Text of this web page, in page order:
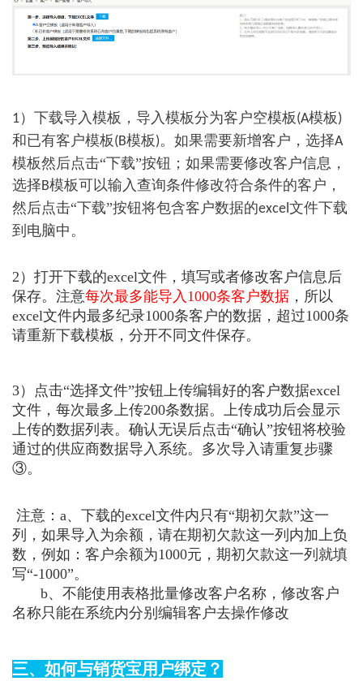
1）下载导入模板，导入模板分为客户空模板(A模板)
和已有客户模板(B模板)。如果需要新增客户，选择A
模板然后点击“下载”按钮；如果需要修改客户信息，
选择B模板可以输入查询条件修改符合条件的客户，
然后点击“下载”按钮将包含客户数据的excel文件下载
到电脑中。
2）打开下载的excel文件，填写或者修改客户信息后
保存。注意每次最多能导入1000条客户数据 ，所以
excel文件内最多纪录1000条客户的数据，超过1000条
请重新下载模板，分开不同文件保存。
3）点击“选择文件”按钮上传编辑好的客户数据excel
文件，每次最多上传200条数据。上传成功后会显示
上传的数据列表。确认无误后点击“确认”按钮将校验
通过的供应商数据导入系统。多次导入请重复步骤
③。
注意：a、下载的excel文件内只有“期初欠款”这一
列，如果导入为余额，请在期初欠款这一列内加上负
数，例如：客户余额为1000元，期初欠款这一列就填
写“-1000”。
b、不能使用表格批量修改客户名称，修改客户
名称只能在系统内分别编辑客户去操作修改
三、如何与销货宝用户绑定？